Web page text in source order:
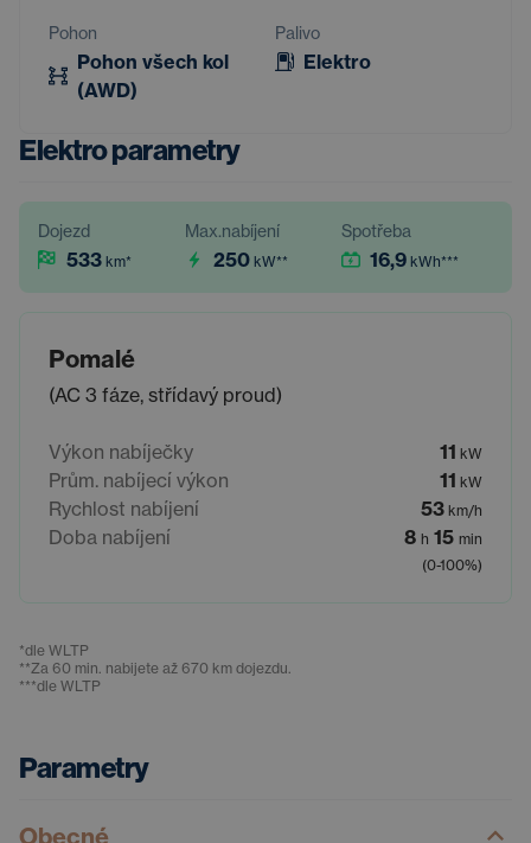
Pohon
Pohon všech kol
(AWD)
Palivo
Elektro
Elektro parametry
Dojezd
533 km*
Max.nabíjení
250 kW**
Spotřeba
16,9 kWh***
Pomalé
(AC 3 fáze, střídavý proud)
Výkon nabíječky 11 kW
Prům. nabíjecí výkon 11 kW
Rychlost nabíjení 53 km/h
Doba nabíjení 8 h 15 min
(0-100%)
*dle WLTP
**Za 60 min. nabijete až 670 km dojezdu.
***dle WLTP
Parametry
Obecné